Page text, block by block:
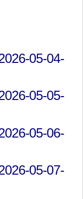
05-04-
05-05-
05-06-
05-07-